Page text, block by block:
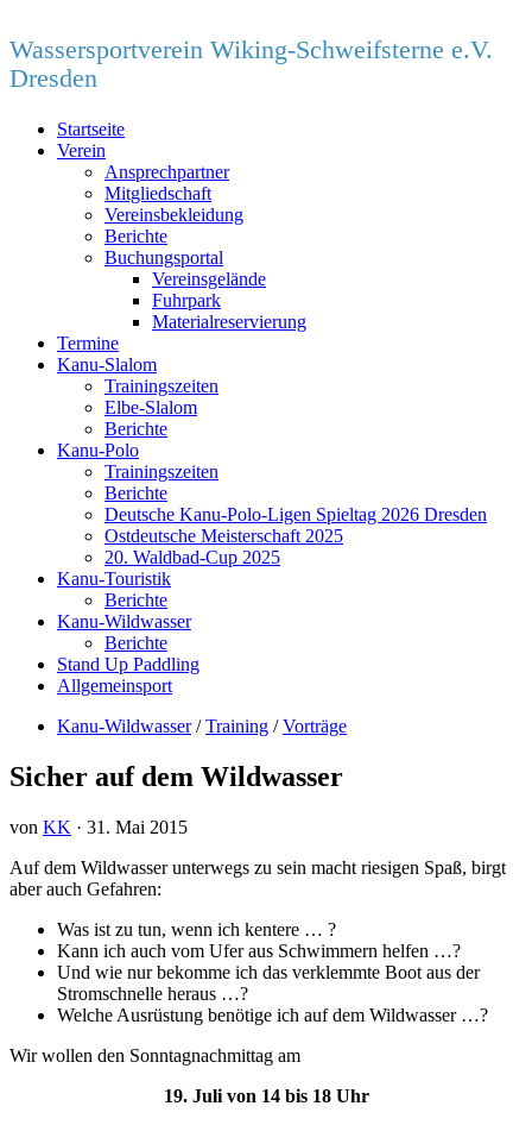
Wassersportverein Wiking-Schweifsterne e.V.
Dresden
Startseite
Verein
Ansprechpartner
Mitgliedschaft
Vereinsbekleidung
Berichte
Buchungsportal
Vereinsgelände
Fuhrpark
Materialreservierung
Termine
Kanu-Slalom
Trainingszeiten
Elbe-Slalom
Berichte
Kanu-Polo
Trainingszeiten
Berichte
Deutsche Kanu-Polo-Ligen Spieltag 2026 Dresden
Ostdeutsche Meisterschaft 2025
20. Waldbad-Cup 2025
Kanu-Touristik
Berichte
Kanu-Wildwasser
Berichte
Stand Up Paddling
Allgemeinsport
Kanu-Wildwasser / Training / Vorträge
Sicher auf dem Wildwasser
von KK · 31. Mai 2015
Auf dem Wildwasser unterwegs zu sein macht riesigen Spaß, birgt
aber auch Gefahren:
Was ist zu tun, wenn ich kentere … ?
Kann ich auch vom Ufer aus Schwimmern helfen …?
Und wie nur bekomme ich das verklemmte Boot aus der
Stromschnelle heraus …?
Welche Ausrüstung benötige ich auf dem Wildwasser …?
Wir wollen den Sonntagnachmittag am
19. Juli von 14 bis 18 Uhr